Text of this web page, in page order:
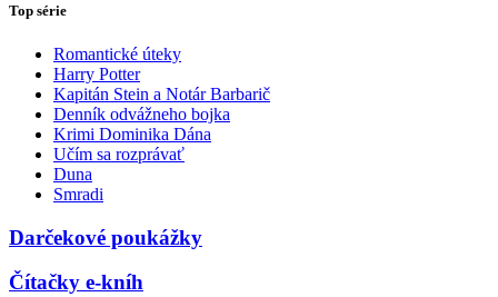
Top série
Romantické úteky
Harry Potter
Kapitán Stein a Notár Barbarič
Denník odvážneho bojka
Krimi Dominika Dána
Učím sa rozprávať
Duna
Smradi
Darčekové poukážky
Čítačky e-kníh